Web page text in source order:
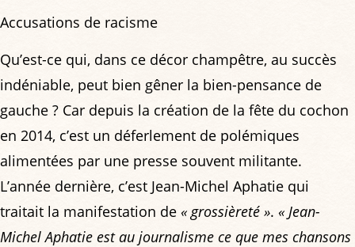
Accusations de racisme
Qu’est-ce qui, dans ce décor champêtre, au succès
indéniable, peut bien gêner la bien-pensance de
gauche ? Car depuis la création de la fête du cochon
en 2014, c’est un déferlement de polémiques
alimentées par une presse souvent militante.
L’année dernière, c’est Jean-Michel Aphatie qui
traitait la manifestation de « grossièreté ». « Jean-
Michel Aphatie est au journalisme ce que mes chansons